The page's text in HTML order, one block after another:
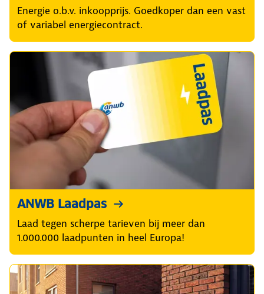
Energie o.b.v. inkoopprijs. Goedkoper dan een vast
of variabel energiecontract.
ANWB Laadpas
Laad tegen scherpe tarieven bij meer dan
1.000.000 laadpunten in heel Europa!